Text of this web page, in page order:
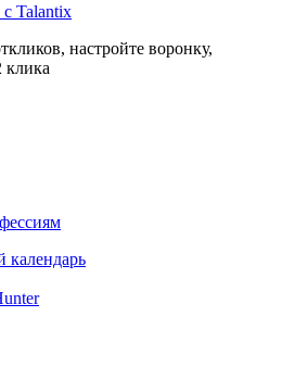
с Talantix
настройте воронку,
клика
календарь